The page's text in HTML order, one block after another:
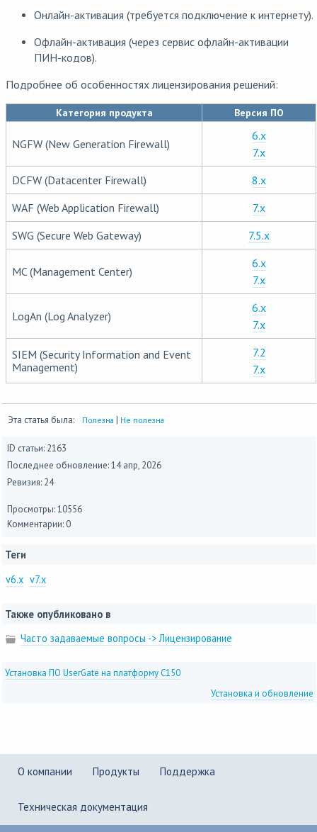
Онлайн-активация (требуется подключение к интернету).
Офлайн-активация (через сервис офлайн-активации
ПИН-кодов).
Подробнее об особенностях лицензирования решений:
Категория продукта Версия ПО
NGFW (New Generation Firewall)
6.x
7.x
DCFW (Datacenter Firewall)
8.x
WAF (Web Application Firewall)
7.x
SWG (Secure Web Gateway)
7.5.x
MC (Management Center)
6.x
7.x
LogAn (Log Analyzer)
6.x
7.x
SIEM (Security Information and Event
Management)
7.2
7.x
Эта статья была: Полезна | Не полезна
ID статьи: 2163
Последнее обновление:14 апр, 2026
Ревизия: 24
Просмотры: 10556
Комментарии: 0
Теги
v6.x v7.x
Также опубликовано в
Часто задаваемые вопросы -> Лицензирование
Установка ПО UserGate на платформу С150
Установка и обновление
О компании Продукты Поддержка
Техническая документация